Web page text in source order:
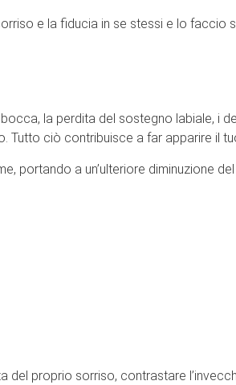
e la fiducia in se stessi e lo
la perdita del sostegno labiale, i
Tutto ciò contribuisce a far apparire il
portando a un’ulteriore diminuzione
proprio sorriso, contrastare